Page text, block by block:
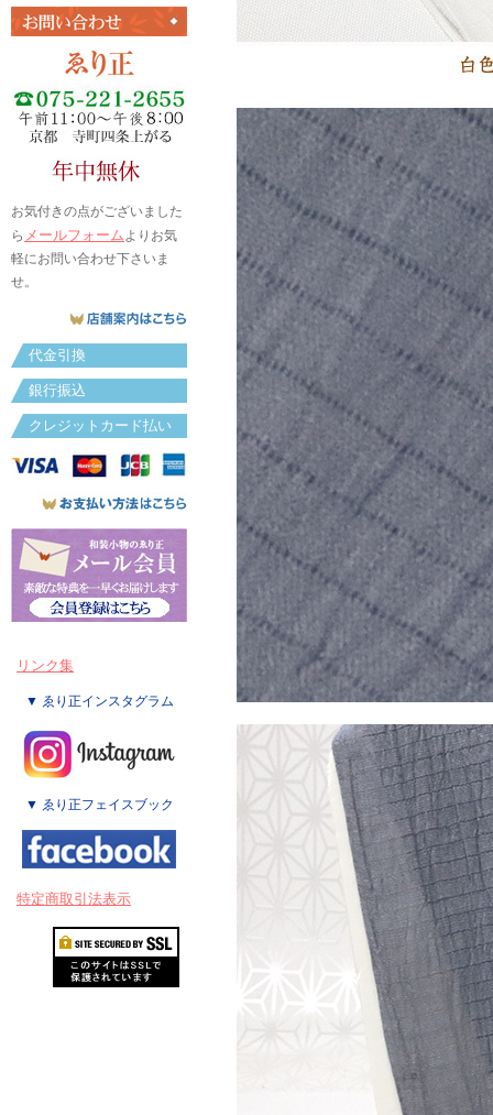
お気付きの点がございました
ら メールフォームよりお気
軽にお問い合わせ下さいま
せ。
代金引換
銀行振込
クレジットカード払い
リンク集
▼ ゑり正インスタグラム
▼ ゑり正フェイスブック
特定商取引法表示